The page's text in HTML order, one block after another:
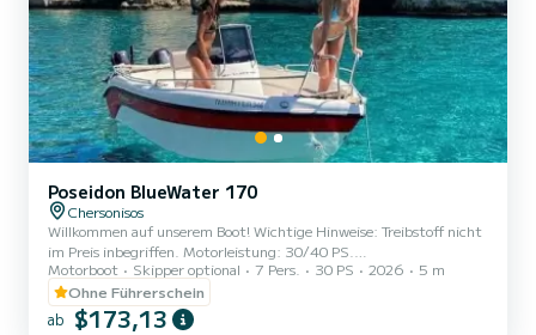
Poseidon BlueWater 170
Chersonisos
Willkommen auf unserem Boot! Wichtige Hinweise: Treibstoff nicht
im Preis inbegriffen. Motorleistung: 30/40 PS.
Vollkaskoversicherung, Selbstbeteiligung für die ersten 600 Euro!
Motorboot Skipper optional 7 Pers. 30 PS 2026
5 m
Ohne Führerschein
ab $173,13